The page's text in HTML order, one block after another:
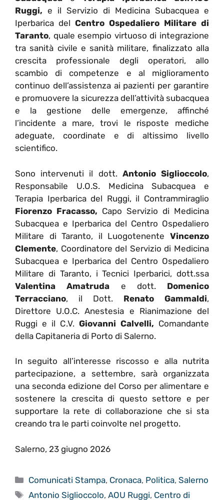
Ruggi, e il Servizio di Medicina Subacquea e
Iperbarica del Centro Ospedaliero Militare di
Taranto, quale esempio virtuoso di integrazione
tra sanità civile e sanità militare, finalizzato alla
crescita professionale degli operatori, allo
scambio di competenze e al miglioramento
continuo dell’assistenza ai pazienti per garantire
e promuovere la sicurezza dell’attività subacquea
e la gestione delle emergenze, affinché
l’incidente a mare, trovi le risposte mediche
adeguate, coordinate e di altissimo livello
scientifico.
Sono intervenuti il dott. Antonio Siglioccolo,
Responsabile U.O.S. Medicina Subacquea e
Terapia Iperbarica del Ruggi, il Contrammiraglio
Fiorenzo Fracasso, Capo Servizio di Medicina
Subacquea e Iperbarica del Centro Ospedaliero
Militare di Taranto, il Luogotenente Vincenzo
Clemente, Coordinatore del Servizio di Medicina
Subacquea e Iperbarica del Centro Ospedaliero
Militare di Taranto, i Tecnici Iperbarici, dott.ssa
Valentina Amatruda e dott. Domenico
Terracciano, il Dott. Renato Gammaldi,
Direttore U.O.C. Anestesia e Rianimazione del
Ruggi e il C.V. Giovanni Calvelli, Comandante
della Capitaneria di Porto di Salerno.
In seguito all’interesse riscosso e alla nutrita
partecipazione, a settembre, sarà organizzata
una seconda edizione del Corso per alimentare e
sostenere la crescita di questo settore e per
supportare la rete di collaborazione che si sta
creando tra le parti coinvolte nel progetto.
Salerno, 23 giugno 2026
Categorie
Comunicati Stampa, Cronaca, Politica,Salerno
Tag
Antonio Siglioccolo,AOU Ruggi, Centro di